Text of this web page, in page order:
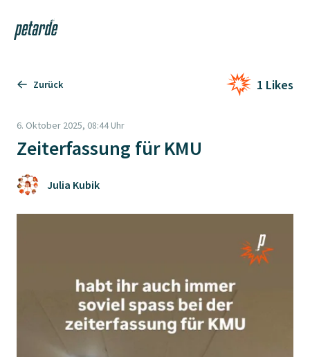
Zur Startseite
Zurück 1 Likes
6. Oktober 2025, 08:44 Uhr
Zeiterfassung für KMU
Julia Kubik